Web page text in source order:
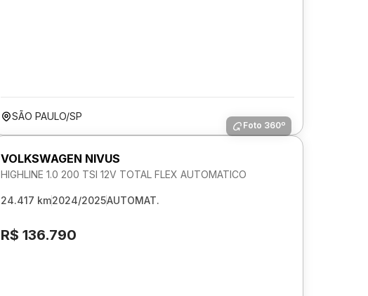
SÃO PAULO/SP
Foto 360º
VOLKSWAGEN NIVUS
HIGHLINE 1.0 200 TSI 12V TOTAL FLEX AUTOMATICO
24.417 km2024/2025AUTOMAT.
R$ 136.790